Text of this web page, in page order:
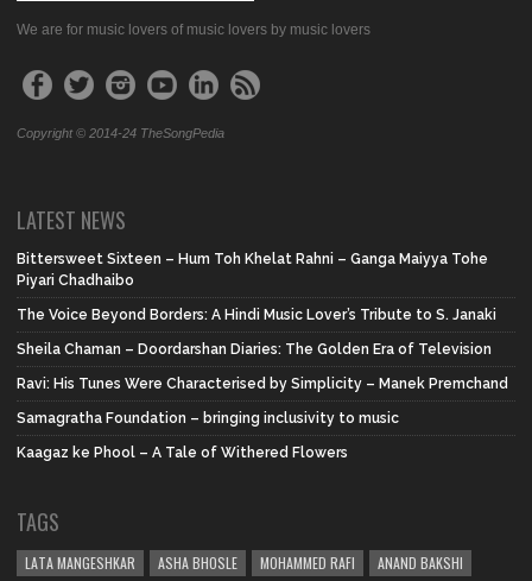
We are for music lovers of music lovers by music lovers
Copyright © 2014-24 TheSongPedia
LATEST NEWS
Bittersweet Sixteen – Hum Toh Khelat Rahni – Ganga Maiyya Tohe
Piyari Chadhaibo
The Voice Beyond Borders: A Hindi Music Lover’s Tribute to S. Janaki
Sheila Chaman – Doordarshan Diaries: The Golden Era of Television
Ravi: His Tunes Were Characterised by Simplicity – Manek Premchand
Samagratha Foundation – bringing inclusivity to music
Kaagaz ke Phool – A Tale of Withered Flowers
TAGS
LATA MANGESHKAR ASHA BHOSLE MOHAMMED RAFI ANAND BAKSHI